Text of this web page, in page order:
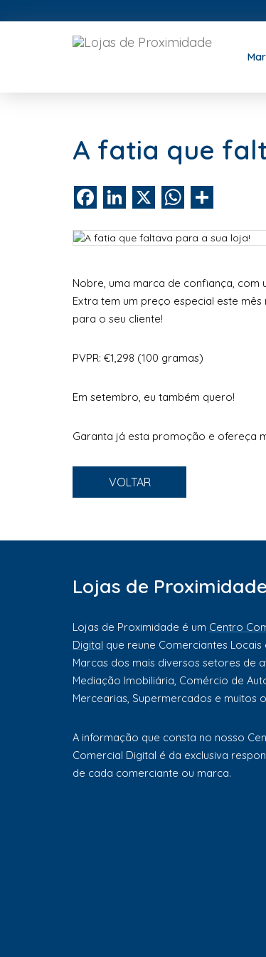
A fatia que
FacebookLinkedIn WhatsApp
Nobre, uma marca de confiança,
Extra tem um preço especial este
para o seu cliente!
PVPR: €1,298 (100 gramas)
Em setembro, eu também quero!
Garanta já esta promoção e ofereça
VOLTAR
Lojas de Proximidade
Lojas de Proximidade é um Centro
Digital que reune Comerciantes Locais
Marcas dos mais diversos setores de
Mediação Imobiliária, Comércio de
Mercearias, Supermercados e muitos
A informação que consta no nosso
Comercial Digital é da exclusiva
de cada comerciante ou marca.